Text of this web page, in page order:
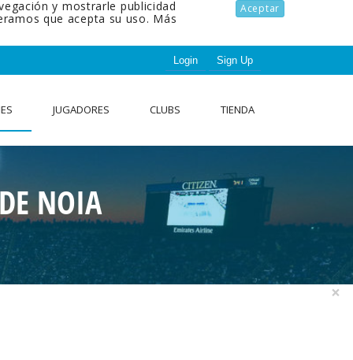
Aceptar
y mostrarle publicidad
que acepta su uso. Más
Login Sign Up
JUGADORES CLUBS TIENDA
NOIA
×